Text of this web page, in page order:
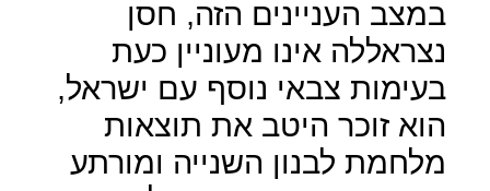
במצב העניינים הזה, חסן
נצראללה אינו מעוניין כעת
בעימות צבאי נוסף עם ישראל,
הוא זוכר היטב את תוצאות
מלחמת לבנון השנייה ומורתע